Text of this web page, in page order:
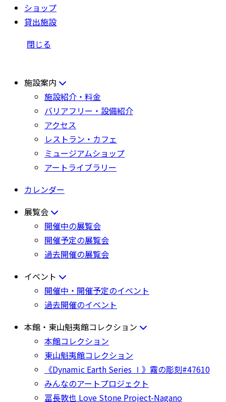
ショップ
貸出施設
閉じる
施設案内
施設紹介・料金
バリアフリー・設備紹介
アクセス
レストラン・カフェ
ミュージアムショップ
アートライブラリー
カレンダー
展覧会
開催中の展覧会
開催予定の展覧会
過去開催の展覧会
イベント
開催中・開催予定のイベント
過去開催のイベント
本館・東山魁夷館コレクション
本館コレクション
東山魁夷館コレクション
《Dynamic Earth Series Ⅰ》霧の彫刻#47610
みんなのアートプロジェクト
冨長敦也 Love Stone Project-Nagano